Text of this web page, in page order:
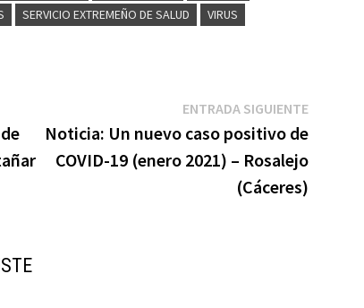
SERVICIO EXTREMEÑO DE SALUD
VIRUS
ENTRADA SIGUIENTEEntrada
siguiente:
Noticia: Un nuevo caso positivo de
COVID-19 (enero 2021) – Rosalejo
(Cáceres)